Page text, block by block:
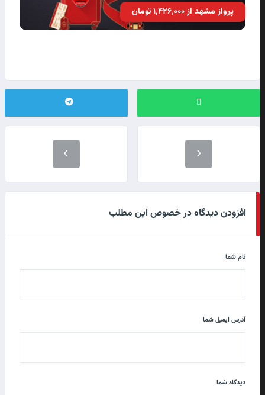
پرواز مشهد از ۱٬۴۲۶٬۰۰۰ تومان
افزودن دیدگاه در خصوص این مطلب
نام شما
آدرس ایمیل شما
دیدگاه شما